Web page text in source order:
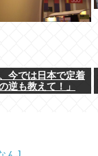
今では日本で定着
逆も教えて！」